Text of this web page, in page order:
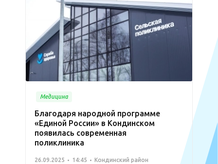
Медицина
Благодаря народной программе
«Единой России» в Кондинском
появилась современная
поликлиника
26.09.2025 14:45 Кондинский район